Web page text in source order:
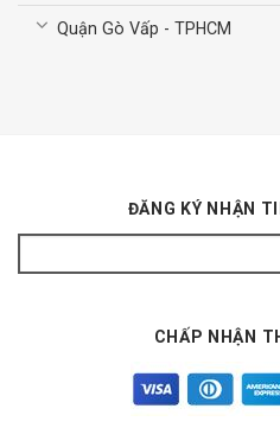
Quận Gò Vấp - TPHCM
ĐĂNG KÝ NHẬN
CHẤP NHẬN